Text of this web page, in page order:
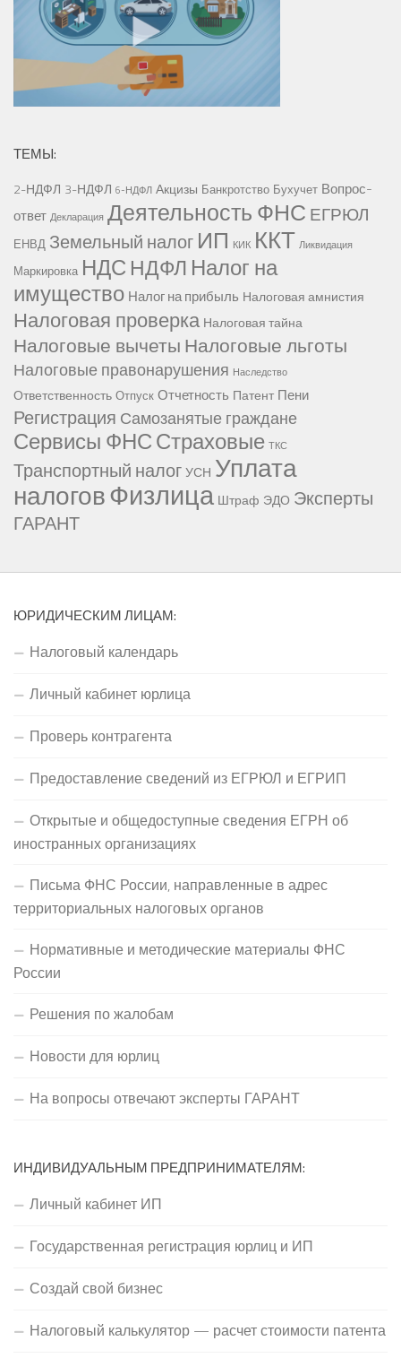
ТЕМЫ:
2-НДФЛ 3-НДФЛ 6-НДФЛ Акцизы Банкротство Бухучет Вопрос-
ответ Декларация Деятельность ФНС ЕГРЮЛ
ЕНВД Земельный налог ИП КИК ККТ Ликвидация
Маркировка НДС НДФЛ Налог на
имущество Налог на прибыль Налоговая амнистия
Налоговая проверка Налоговая тайна
Налоговые вычетыНалоговые льготы
Налоговые правонарушения Наследство
Ответственность Отпуск Отчетность Патент Пени
Регистрация Самозанятые граждане
Сервисы ФНССтраховые ТКС
Транспортный налогУСН Уплата
налоговФизлица Штраф ЭДО Эксперты
ГАРАНТ
ЮРИДИЧЕСКИМ ЛИЦАМ:
Налоговый календарь
Личный кабинет юрлица
Проверь контрагента
Предоставление сведений из ЕГРЮЛ и ЕГРИП
Открытые и общедоступные сведения ЕГРН об
иностранных организациях
Письма ФНС России, направленные в адрес
территориальных налоговых органов
Нормативные и методические материалы ФНС
России
Решения по жалобам
Новости для юрлиц
На вопросы отвечают эксперты ГАРАНТ
ИНДИВИДУАЛЬНЫМ ПРЕДПРИНИМАТЕЛЯМ:
Личный кабинет ИП
Государственная регистрация юрлиц и ИП
Создай свой бизнес
Налоговый калькулятор — расчет стоимости патента